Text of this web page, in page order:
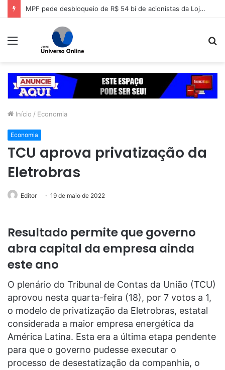
MPF pede desbloqueio de R$ 54 bi de acionistas da Lojas Americanas
Menu
Início / Economia
Economia
TCU aprova privatização da
Eletrobras
Editor 19 de maio de 2022
Resultado permite que governo
abra capital da empresa ainda
este ano
O plenário do Tribunal de Contas da União (TCU)
aprovou nesta quarta-feira (18), por 7 votos a 1,
o modelo de privatização da Eletrobras, estatal
considerada a maior empresa energética da
América Latina. Esta era a última etapa pendente
para que o governo pudesse executar o
processo de desestatização da companhia, o